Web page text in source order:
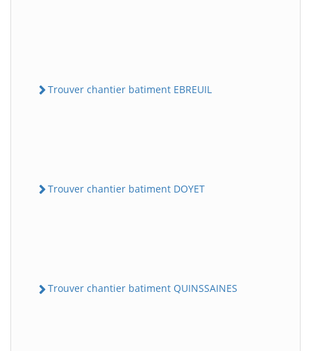
Trouver chantier batiment EBREUIL
Trouver chantier batiment DOYET
Trouver chantier batiment QUINSSAINES